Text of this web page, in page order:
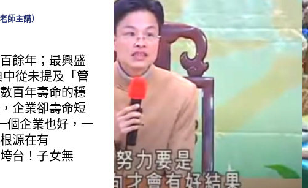
師主講）
餘年；最興盛
從未提及「管
百年壽命的穩
企業卻壽命短
個企業也好，一
源在有
台！子女無